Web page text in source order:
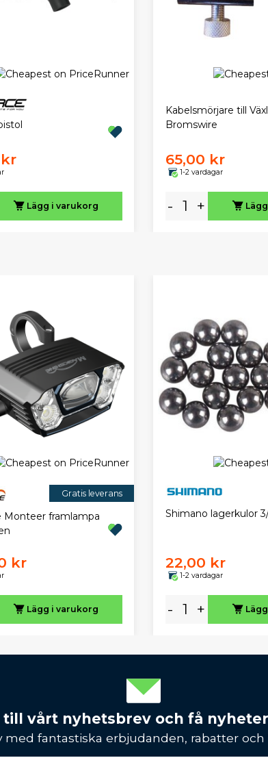
Lägg i varukorg
Kabelsmörjare till
Bromswire
65,00 kr
1-2 vardagar
- +
Gratis leverans
Monteer framlampa
kr
Lägg i varukorg
Shimano lagerkulor
22,00 kr
1-2 vardagar
- +
vårt nyhetsbrev och få
med fantastiska erbjudanden, rabatter